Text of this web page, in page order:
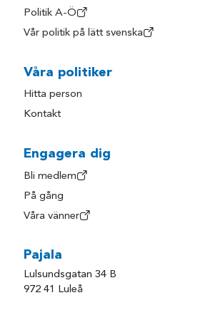
Politik A-Ö
Vår politik på lätt svenska
Våra politiker
Hitta person
Kontakt
Engagera dig
Bli medlem
På gång
Våra vänner
Pajala
Lulsundsgatan 34 B
972 41 Luleå